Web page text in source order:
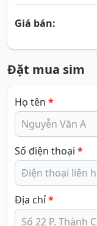
Giá bán:
Đặt mua sim
Họ tên *
Số điện thoại *
Địa chỉ*